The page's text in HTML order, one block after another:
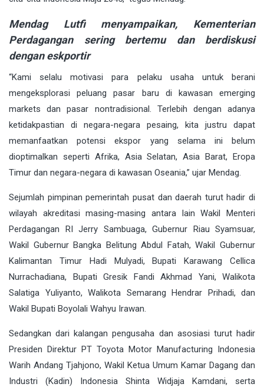
Mendag Lutfi menyampaikan, Kementerian
Perdagangan sering bertemu dan berdiskusi
dengan eskportir
“Kami selalu motivasi para pelaku usaha untuk berani
mengeksplorasi peluang pasar baru di kawasan emerging
markets dan pasar nontradisional. Terlebih dengan adanya
ketidakpastian di negara-negara pesaing, kita justru dapat
memanfaatkan potensi ekspor yang selama ini belum
dioptimalkan seperti Afrika, Asia Selatan, Asia Barat, Eropa
Timur dan negara-negara di kawasan Oseania,” ujar Mendag.
Sejumlah pimpinan pemerintah pusat dan daerah turut hadir di
wilayah akreditasi masing-masing antara lain Wakil Menteri
Perdagangan RI Jerry Sambuaga, Gubernur Riau Syamsuar,
Wakil Gubernur Bangka Belitung Abdul Fatah, Wakil Gubernur
Kalimantan Timur Hadi Mulyadi, Bupati Karawang Cellica
Nurrachadiana, Bupati Gresik Fandi Akhmad Yani, Walikota
Salatiga Yuliyanto, Walikota Semarang Hendrar Prihadi, dan
Wakil Bupati Boyolali Wahyu Irawan.
Sedangkan dari kalangan pengusaha dan asosiasi turut hadir
Presiden Direktur PT Toyota Motor Manufacturing Indonesia
Warih Andang Tjahjono, Wakil Ketua Umum Kamar Dagang dan
Industri (Kadin) Indonesia Shinta Widjaja Kamdani, serta